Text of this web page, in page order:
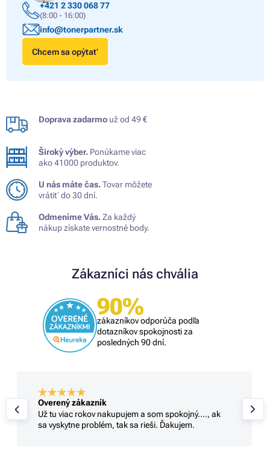
+421 2 330 068 77
(8:00 - 16:00)
info@tonerpartner.sk
Chcem sa opýtať
Doprava zadarmo už od 49 €
Široký výber. Ponúkame viac
ako 41000 produktov.
U nás máte čas.Tovar môžete
vrátiť do 30 dní.
Odmeníme Vás.Za každý
nákup získate vernostné body.
Zákazníci nás chvália
90%
zákazníkov odporúča podľa
dotazníkov spokojnosti za
posledných 90 dní.
Overený zákazník
Už tu viac rokov nakupujem a som spokojný...., ak
sa vyskytne problém, tak sa rieši. Ďakujem.